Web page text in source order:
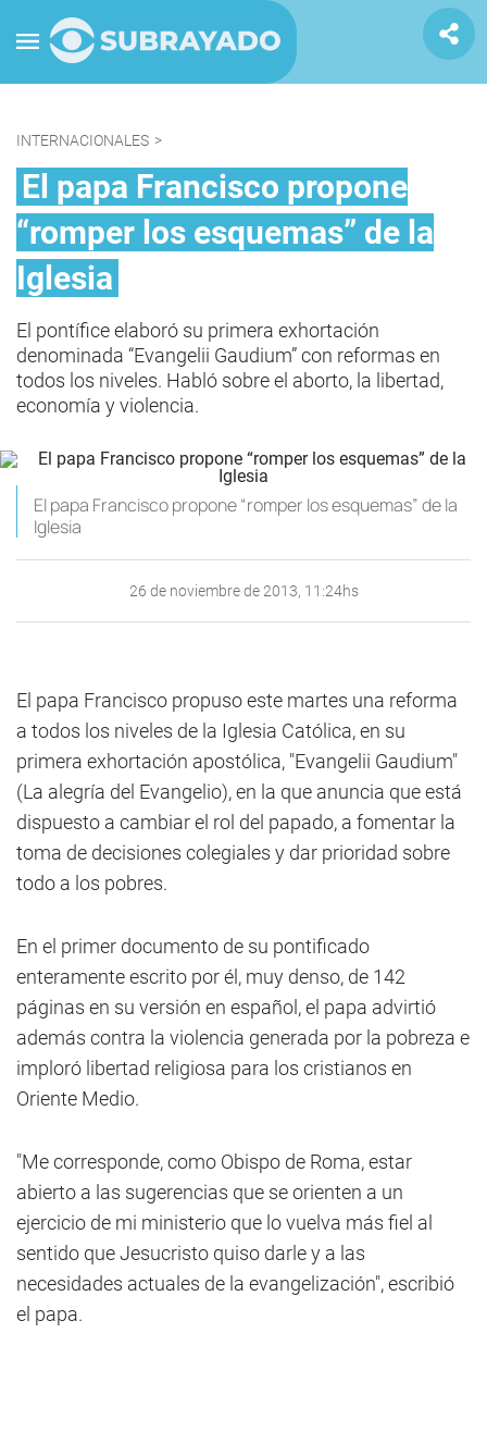
INTERNACIONALES >
El papa Francisco propone
“romper los esquemas” de la
Iglesia
El pontífice elaboró su primera exhortación
denominada “Evangelii Gaudium” con reformas en
todos los niveles. Habló sobre el aborto, la libertad,
economía y violencia.
El papa Francisco propone “romper los esquemas” de la
Iglesia
26 de noviembre de 2013, 11:24hs
El papa Francisco propuso este martes una reforma
a todos los niveles de la Iglesia Católica, en su
primera exhortación apostólica, "Evangelii Gaudium"
(La alegría del Evangelio), en la que anuncia que está
dispuesto a cambiar el rol del papado, a fomentar la
toma de decisiones colegiales y dar prioridad sobre
todo a los pobres.
En el primer documento de su pontificado
enteramente escrito por él, muy denso, de 142
páginas en su versión en español, el papa advirtió
además contra la violencia generada por la pobreza e
imploró libertad religiosa para los cristianos en
Oriente Medio.
"Me corresponde, como Obispo de Roma, estar
abierto a las sugerencias que se orienten a un
ejercicio de mi ministerio que lo vuelva más fiel al
sentido que Jesucristo quiso darle y a las
necesidades actuales de la evangelización", escribió
el papa.